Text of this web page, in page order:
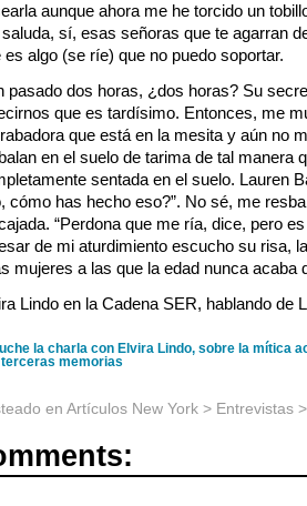
aunque ahora me he torcido un
sí, esas señoras que te agarran
es algo (se ríe) que no puedo soportar.
pasado dos horas, ¿dos horas? Su
que es tardísimo. Entonces, me
que está en la mesita y aún no
en el suelo de tarima de tal manera
sentada en el suelo. Lauren
cómo has hecho eso?”. No sé, me
“Perdona que me ría, dice, pero
de mi aturdimiento escucho su risa,
mujeres a las que la edad nunca acaba
Lindo en la Cadena SER, hablando de
la charla con Elvira Lindo, sobre la mítica
memorias
en Artículos New York > Entrevistas >